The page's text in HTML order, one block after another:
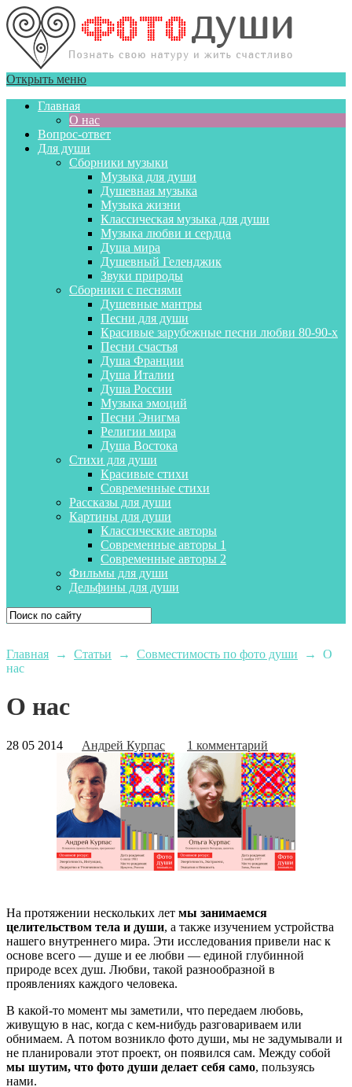
Открыть меню
Главная
О нас
Вопрос-ответ
Для души
Сборники музыки
Музыка для души
Душевная музыка
Музыка жизни
Классическая музыка для души
Музыка любви и сердца
Душа мира
Душевный Геленджик
Звуки природы
Сборники с песнями
Душевные мантры
Песни для души
Красивые зарубежные песни любви 80-90-х
Песни счастья
Душа Франции
Душа Италии
Душа России
Музыка эмоций
Песни Энигма
Религии мира
Душа Востока
Стихи для души
Красивые стихи
Современные стихи
Рассказы для души
Картины для души
Классические авторы
Современные авторы 1
Современные авторы 2
Фильмы для души
Дельфины для души
Главная → Статьи → Совместимость по фото души → О
нас
О нас
28 05 2014 Андрей Курпас 1 комментарий
На протяжении нескольких лет мы занимаемся
целительством тела и души, а также изучением устройства
нашего внутреннего мира. Эти исследования привели нас к
основе всего — душе и ее любви — единой глубинной
природе всех душ. Любви, такой разнообразной в
проявлениях каждого человека.
В какой-то момент мы заметили, что передаем любовь,
живущую в нас, когда с кем-нибудь разговариваем или
обнимаем. А потом возникло фото души, мы не задумывали и
не планировали этот проект, он появился сам. Между собой
мы шутим, что фото души делает себя само, пользуясь
нами.